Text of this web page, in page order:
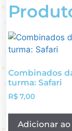
Combinados
turma: Safari
R$ 7,00
Adicionar ao